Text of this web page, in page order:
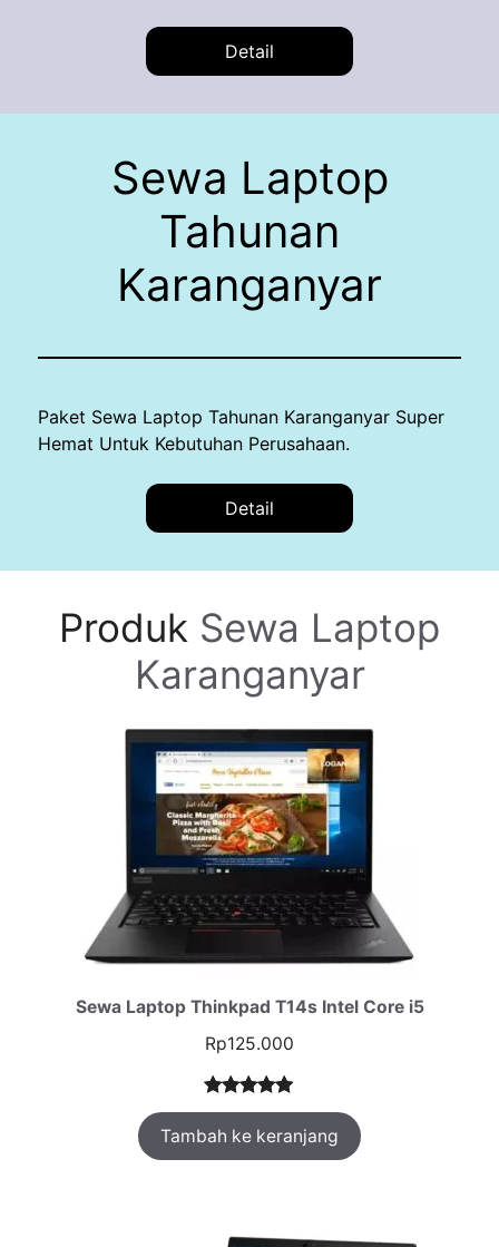
Detail
Sewa Laptop
Tahunan
Karanganyar
Paket Sewa Laptop Tahunan Karanganyar Super
Hemat Untuk Kebutuhan Perusahaan.
Detail
Produk Sewa Laptop
Karanganyar
Sewa Laptop Thinkpad T14s Intel Core i5
Rp125.000
Peringkat
5.00dari 5
berdasarka
1
Tambah ke keranjang